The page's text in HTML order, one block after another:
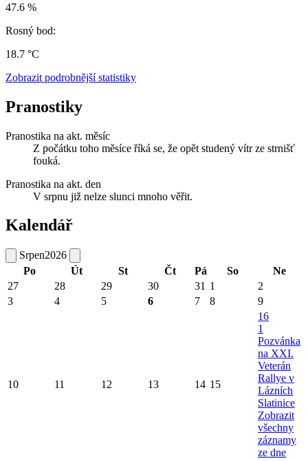
47.6 %
Rosný bod:
18.7 °C
Zobrazit podrobnější statistiky
Pranostiky
Pranostika na akt. měsíc
Z počátku toho měsíce říká se, že opět studený vítr ze strnišť
fouká.
Pranostika na akt. den
V srpnu již nelze slunci mnoho věřit.
Kalendář
Srpen2026
Po
Út St Čt Pá So
Ne
27
28 29 30 31 1
2
3
4 5 6 7 8 9
10 11 12 13 14 15
16
1
Pozvánka
na XXI.
Veterán
Rallye v
Lázních
Slatinice
Zobrazit
všechny
záznamy
ze dne